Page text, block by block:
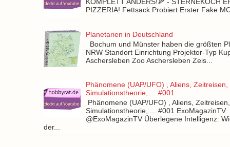
KOMPLETT ANDERS!🍕 - STERNEKOCH
PIZZERIA! Fettsack Probiert Erster Fake
Planetarien in Deutschland
Bochum und Münster haben die größten
NRW Standort Einrichtung Projektor-Typ
Aschersleben Zoo Aschersleben Zeis...
Phänomene (UAP/UFO) , Aliens, Zeitreisen,
Simulationstheorie, ... #001
Phänomene (UAP/UFO) , Aliens, Zeitreisen,
Simulationstheorie, ... #001 ExoMagazinTV
@ExoMagazinTV Überlegene Intelligenz:
der...